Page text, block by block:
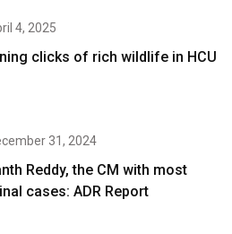
4, 2025
clicks of rich wildlife in HCU
31, 2024
Reddy, the CM with most
cases: ADR Report